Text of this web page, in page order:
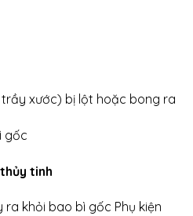
xước) bị lột hoặc bong ra
gốc
tinh
ra khỏi bao bì gốc Phụ kiện